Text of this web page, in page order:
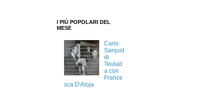
I PIÙ POPOLARI DEL
MESE
Carlo
Sanjust
di
Teulad
a con
France
sca D'Aloja